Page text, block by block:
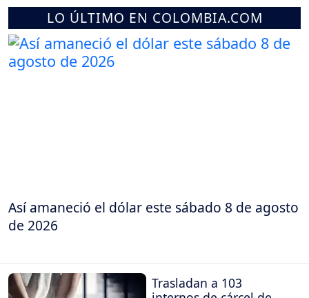
LO ÚLTIMO EN COLOMBIA.COM
Así amaneció el dólar este sábado 8 de agosto
de 2026
Trasladan a 103